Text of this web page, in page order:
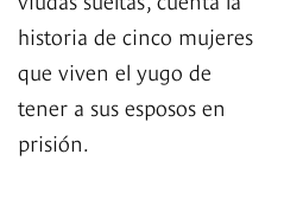
historia de cinco mujeres
que viven el yugo de
tener a sus esposos en
prisión.